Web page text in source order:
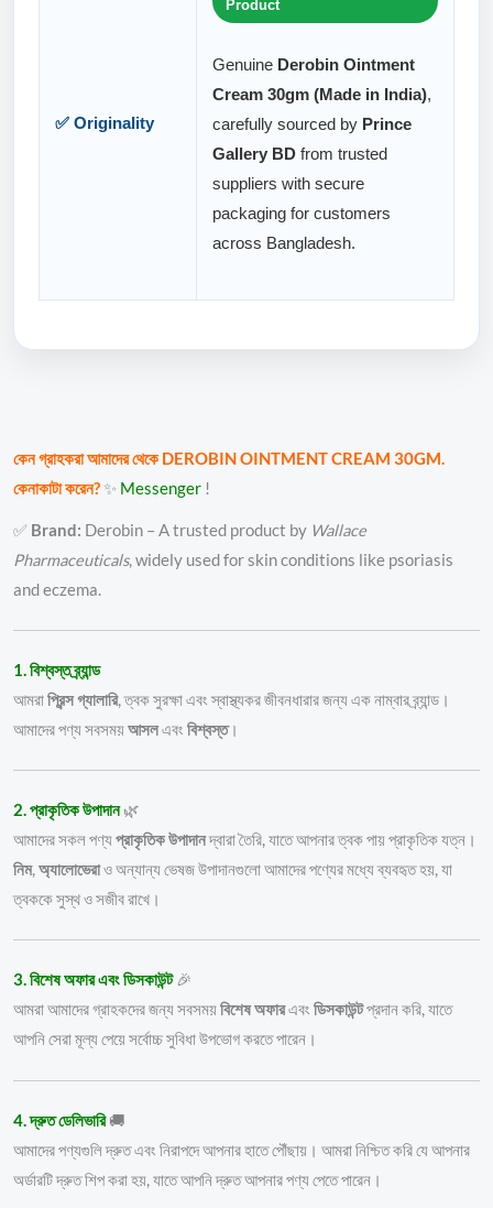
✅ Originality
Product
Genuine Derobin Ointment
Cream 30gm (Made in India),
carefully sourced by Prince
Gallery BD from trusted
suppliers with secure
packaging for customers
across Bangladesh.
কেন গ্রাহকরা আমাদের থেকে DEROBIN OINTMENT CREAM 30GM.
কেনাকাটা করেন? ✨ Messenger !
✅ Brand: Derobin – A trusted product by Wallace
Pharmaceuticals, widely used for skin conditions like psoriasis
and eczema.
1. বিশ্বস্ত ব্র্যান্ড
আমরাপ্রিন্স গ্যালারি, ত্বক সুরক্ষা এবং স্বাস্থ্যকর জীবনধারার জন্য এক নাম্বার ব্র্যান্ড।
আমাদের পণ্য সবসময়আসলএবং বিশ্বস্ত।
2. প্রাকৃতিক উপাদান 🌿
আমাদের সকল পণ্যপ্রাকৃতিক উপাদানদ্বারা তৈরি, যাতে আপনার ত্বক পায় প্রাকৃতিক যত্ন।
নিম,অ্যালোভেরাও অন্যান্য ভেষজ উপাদানগুলো আমাদের পণ্যের মধ্যে ব্যবহৃত হয়, যা
ত্বককে সুস্থ ও সজীব রাখে।
3. বিশেষ অফার এবং ডিসকাউন্ট🎉
আমরা আমাদের গ্রাহকদের জন্য সবসময়বিশেষ অফারএবং ডিসকাউন্টপ্রদান করি, যাতে
আপনি সেরা মূল্য পেয়ে সর্বোচ্চ সুবিধা উপভোগ করতে পারেন।
4. দ্রুত ডেলিভারি🚚
আমাদের পণ্যগুলি দ্রুত এবং নিরাপদে আপনার হাতে পৌঁছায়। আমরা নিশ্চিত করি যে আপনার
অর্ডারটি দ্রুত শিপ করা হয়, যাতে আপনি দ্রুত আপনার পণ্য পেতে পারেন।